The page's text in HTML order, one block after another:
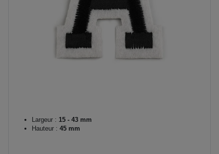
Largeur : 15 - 43 mm
Hauteur : 45 mm